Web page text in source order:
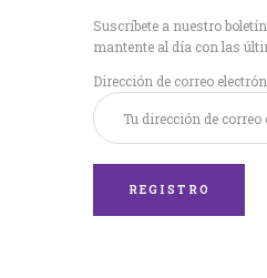
Suscríbete a nuestro
mantente al día con las
Dirección de correo